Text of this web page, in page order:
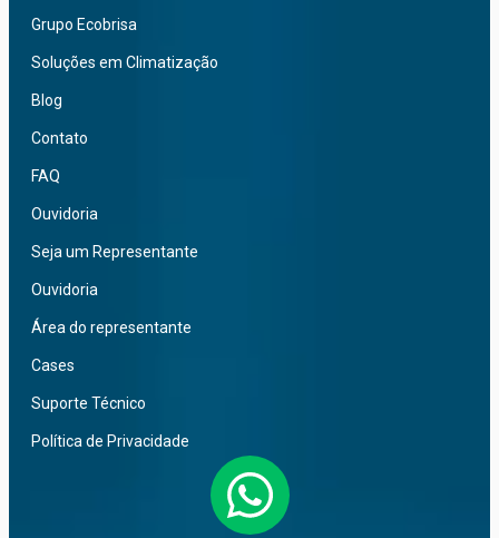
Grupo Ecobrisa
Soluções em Climatização
Blog
Contato
FAQ
Ouvidoria
Seja um Representante
Ouvidoria
Área do representante
Cases
Suporte Técnico
Política de Privacidade